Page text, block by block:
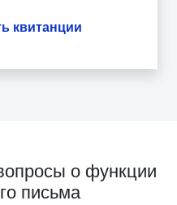
квитанции
о функции
письма